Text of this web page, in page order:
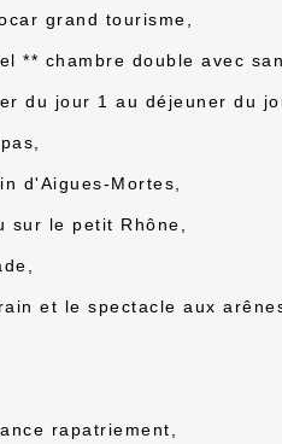
grand tourisme,
** chambre double avec
du jour 1 au déjeuner du
d'Aigues-Mortes,
sur le petit Rhône,
et le spectacle aux
rapatriement,